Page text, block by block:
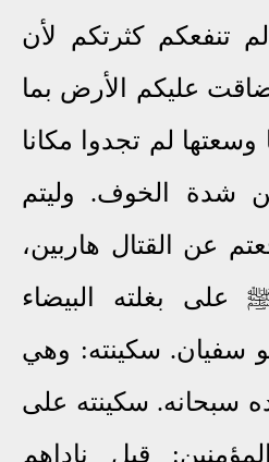
تنفعكم كثرتكم لأن
عليكم الأرض بما
لم تجدوا مكانا
شدة الخوف. وليتم
عن القتال هاربين،
ﷺ على بغلته البيضاء
سفيان. سكينته: وهي
سبحانه. سكينته على
قيل ناداهم